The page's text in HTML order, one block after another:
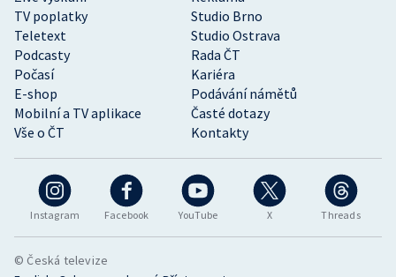
Instagram Facebook YouTube X Threads
TV poplatky
Studio Brno
Teletext
Studio Ostrava
Podcasty
Rada ČT
Počasí
Kariéra
E-shop
Podávání námětů
Mobilní a TV aplikace
Časté dotazy
Vše o ČT
Kontakty
© Česká televize